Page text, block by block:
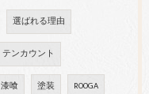
選ばれる理由
テンカウント
漆喰 塗装 ROOGA